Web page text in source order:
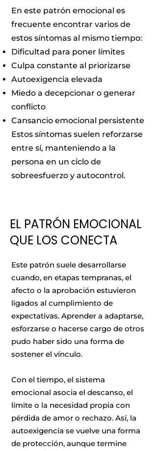
En este patrón emocional es
frecuente encontrar varios de
estos síntomas al mismo tiempo:
Dificultad para poner límites
Culpa constante al priorizarse
Autoexigencia elevada
Miedo a decepcionar o generar
conflicto
Cansancio emocional persistente
Estos síntomas suelen reforzarse
entre sí, manteniendo a la
persona en un ciclo de
sobreesfuerzo y autocontrol.
EL PATRÓN EMOCIONAL
QUE LOS CONECTA
Este patrón suele desarrollarse
cuando, en etapas tempranas, el
afecto o la aprobación estuvieron
ligados al cumplimiento de
expectativas. Aprender a adaptarse,
esforzarse o hacerse cargo de otros
pudo haber sido una forma de
sostener el vínculo.
Con el tiempo, el sistema
emocional asocia el descanso, el
límite o la necesidad propia con
pérdida de amor o rechazo. Así, la
autoexigencia se vuelve una forma
de protección, aunque termine